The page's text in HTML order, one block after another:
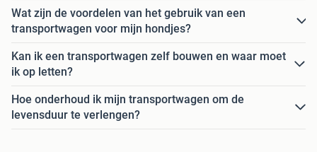
Wat zijn de voordelen van het gebruik van een
transportwagen voor mijn hondjes?
Kan ik een transportwagen zelf bouwen en waar moet
ik op letten?
Hoe onderhoud ik mijn transportwagen om de
levensduur te verlengen?